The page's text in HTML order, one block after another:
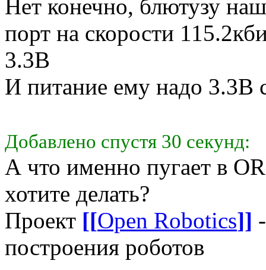
Нет конечно, блютузу
порт на скорости
3.3В
И питание ему надо 3.3В
Добавлено спустя 30 секунд:
А что именно пугает в
хотите делать?
Проект [[Open Robotics]]
построения роботов